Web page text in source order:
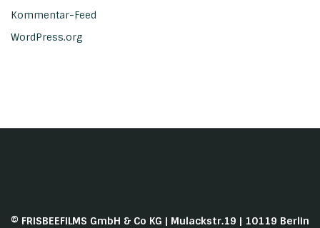
Kommentar-Feed
WordPress.org
© FRISBEEFILMS GmbH & Co KG | Mulackstr.19 | 10119 Berlin